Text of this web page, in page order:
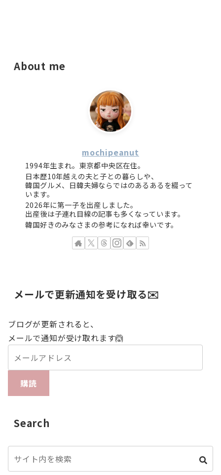
About me
mochipeanut
1994年生まれ。東京都中央区在住。
日本歴10年越えの夫と子との暮らしや、
韓国グルメ、日韓夫婦ならではのあるあるを綴って
います。
2026年に第一子を出産しました。
出産後は子連れ目線の記事も多くなっています。
韓国好きのみなさまの参考になれば幸いです。
メールで更新通知を受け取る✉️
ブログが更新されると、
メールで通知が受け取れます🙆
購読
Search